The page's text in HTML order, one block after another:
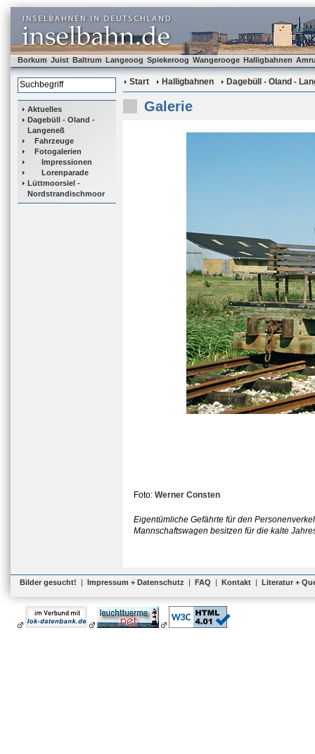
Borkum Juist Baltrum Langeoog Spiekeroog Wangerooge Halligbahnen
Aktuelles
Dagebüll - Oland -
Langeneß
Fahrzeuge
Fotogalerien
Impressionen
Lorenparade
Lüttmoorsiel -
Nordstrandischmoor
Start Halligbahnen Dagebüll - Oland -
Galerie
Foto: Werner Consten
Eigentümliche Gefährte für den
Mannschaftswagen besitzen für die kalte
Bilder gesucht! | Impressum + Datenschutz | FAQ | Kontakt | Literatur +